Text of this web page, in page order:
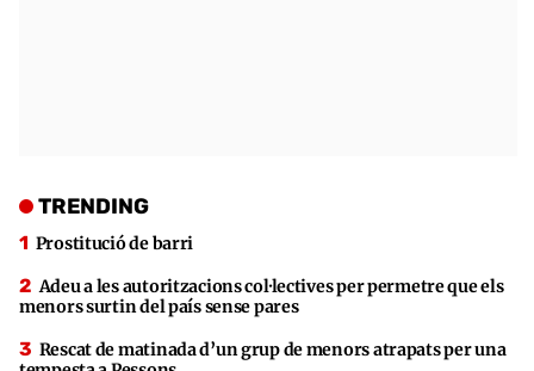
TRENDING
Prostitució de barri
Adeu a les autoritzacions col·lectives per permetre que els
menors surtin del país sense pares
Rescat de matinada d’un grup de menors atrapats per una